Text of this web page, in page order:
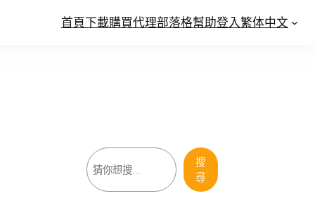
首頁下載購買代理部落格幫助登入繁体中文
搜
尋
搜
尋